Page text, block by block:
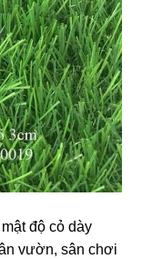
độ cỏ dày
vườn, sân chơi